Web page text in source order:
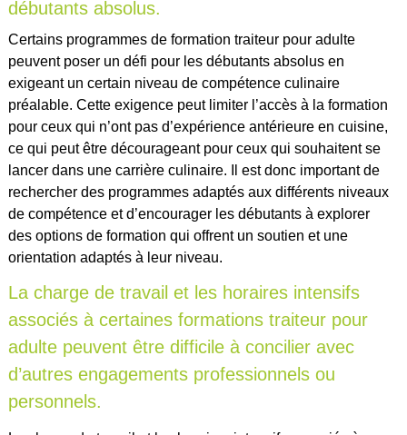
débutants absolus.
Certains programmes de formation traiteur pour adulte
peuvent poser un défi pour les débutants absolus en
exigeant un certain niveau de compétence culinaire
préalable. Cette exigence peut limiter l’accès à la formation
pour ceux qui n’ont pas d’expérience antérieure en cuisine,
ce qui peut être décourageant pour ceux qui souhaitent se
lancer dans une carrière culinaire. Il est donc important de
rechercher des programmes adaptés aux différents niveaux
de compétence et d’encourager les débutants à explorer
des options de formation qui offrent un soutien et une
orientation adaptés à leur niveau.
La charge de travail et les horaires intensifs
associés à certaines formations traiteur pour
adulte peuvent être difficile à concilier avec
d’autres engagements professionnels ou
personnels.